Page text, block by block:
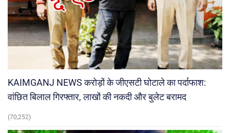
KAIMGANJ NEWS करोड़ों के जीएसटी घोटाले का पर्दाफाश:
वांछित बिलाल गिरफ्तार, लाखों की नकदी और बुलेट बरामद
(70,252)